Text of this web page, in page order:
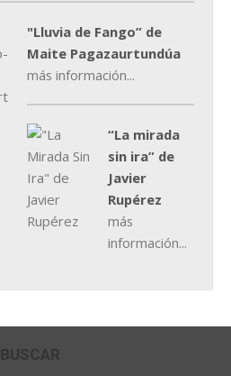
"Lluvia de Fango” de
Maite Pagazaurtundúa
más información...
“La mirada
sin ira” de
Javier
Rupérez
más
información...
BUSCAR